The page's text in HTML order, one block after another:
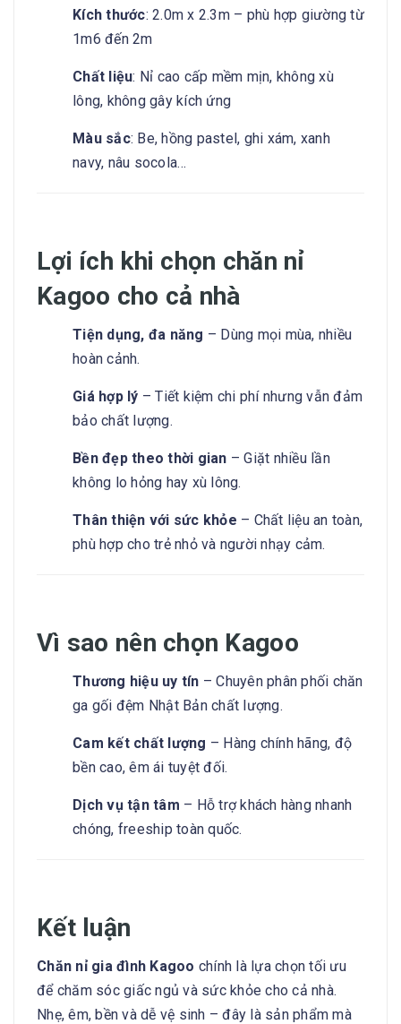
Kích thước: 2.0m x 2.3m – phù hợp giường từ
1m6 đến 2m
Chất liệu: Nỉ cao cấp mềm mịn, không xù
lông, không gây kích ứng
Màu sắc: Be, hồng pastel, ghi xám, xanh
navy, nâu socola…
Lợi ích khi chọn chăn nỉ
Kagoo cho cả nhà
Tiện dụng, đa năng – Dùng mọi mùa, nhiều
hoàn cảnh.
Giá hợp lý – Tiết kiệm chi phí nhưng vẫn đảm
bảo chất lượng.
Bền đẹp theo thời gian – Giặt nhiều lần
không lo hỏng hay xù lông.
Thân thiện với sức khỏe – Chất liệu an toàn,
phù hợp cho trẻ nhỏ và người nhạy cảm.
Vì sao nên chọn Kagoo
Thương hiệu uy tín – Chuyên phân phối chăn
ga gối đệm Nhật Bản chất lượng.
Cam kết chất lượng – Hàng chính hãng, độ
bền cao, êm ái tuyệt đối.
Dịch vụ tận tâm – Hỗ trợ khách hàng nhanh
chóng, freeship toàn quốc.
Kết luận
Chăn nỉ gia đình Kagoo chính là lựa chọn tối ưu
để chăm sóc giấc ngủ và sức khỏe cho cả nhà.
Nhẹ, êm, bền và dễ vệ sinh – đây là sản phẩm mà